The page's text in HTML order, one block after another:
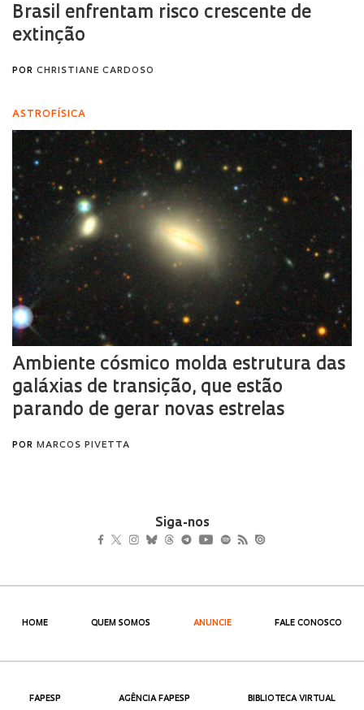
Siga-nos
HOME QUEM SOMOS ANUNCIE FALE CONOSCO
FAPESP AGÊNCIA FAPESP BIBLIOTECA VIRTUAL